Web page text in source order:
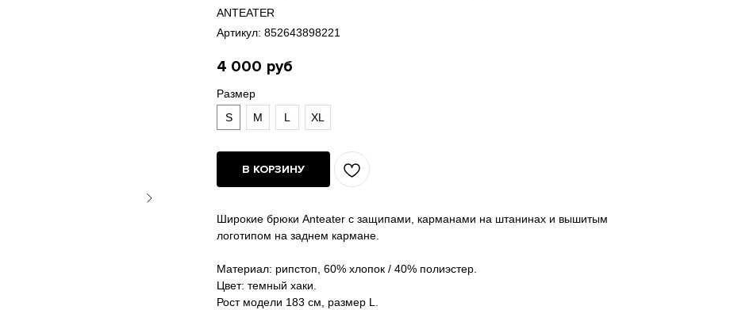
ANTEATER
Артикул: 852643898221
4 000 руб
Размер
S
M L XL
В КОРЗИНУ
Широкие брюки Anteater с защипами, карманами на штанинах и вышитым
логотипом на заднем кармане.
Материал: рипстоп, 60% хлопок / 40% полиэстер.
Цвет: темный хаки.
Рост модели 183 см, размер L.